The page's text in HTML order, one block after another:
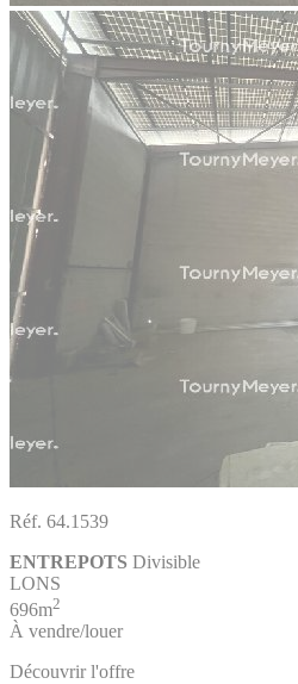
Réf. 64.1539
ENTREPOTS Divisible
LONS
696m2
À vendre/louer
Découvrir l'offre